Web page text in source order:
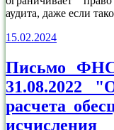
аудита, даже если
15.02.2024
Письмо
31.08.2022
расчета